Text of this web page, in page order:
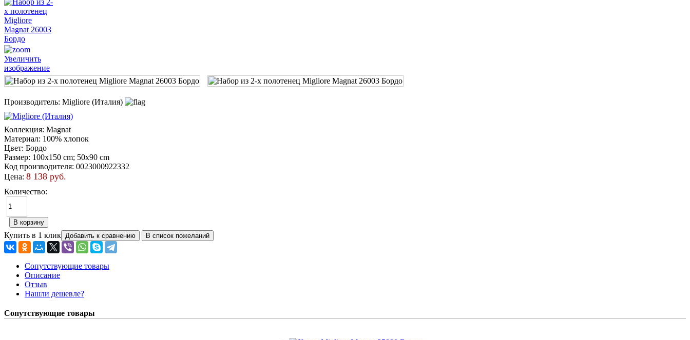
Увеличить
изображение
Производитель: Migliore (Италия)
Коллекция: Magnat
Материал: 100% хлопок
Цвет: Бордо
Размер: 100х150 cm; 50х90 cm
Код производителя: 0023000922332
Цена: 8 138 руб.
Количество:
Купить в 1 клик
Сопутствующие товары
Описание
Отзыв
Нашли дешевле?
Сопутствующие товары